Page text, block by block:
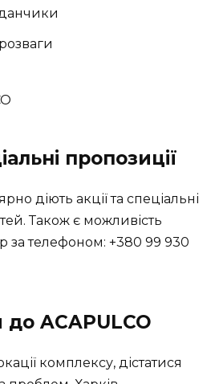
пропозиції
діють акції та спеціальні
Також є можливість
за телефоном: +380 99 930
до ACAPULCO
комплексу, дістатися